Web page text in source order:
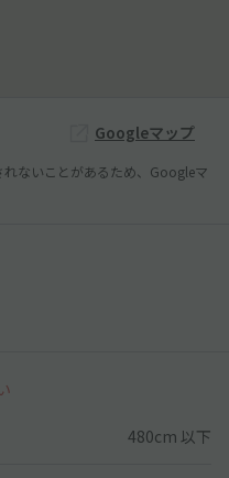
Googleマップ
ないことがあるため、Googleマ
480cm 以下